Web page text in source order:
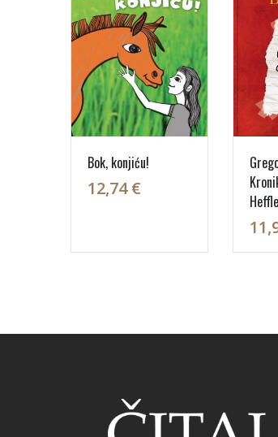
Bok, konjiću!
12,74 €